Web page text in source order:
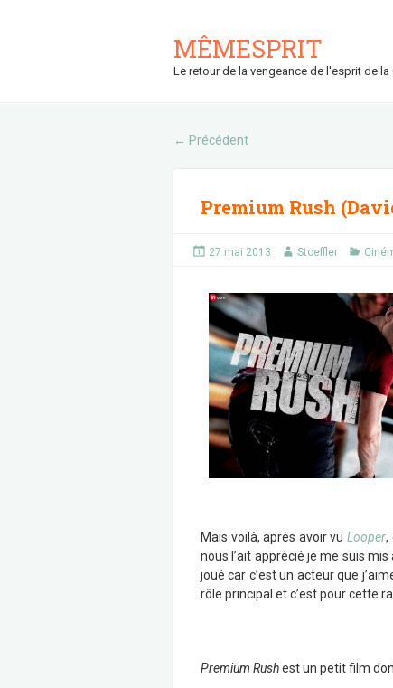
MÊMESPRIT
Le retour de la vengeance de l'esprit de la
← Précédent
Premium Rush
27 mai 2013 Stoeffler
Mais voilà, après avoir vu Looper,
nous l’ait apprécié je me suis
joué car c’est un acteur que
rôle principal et c’est pour cette
Premium Rushest un petit film